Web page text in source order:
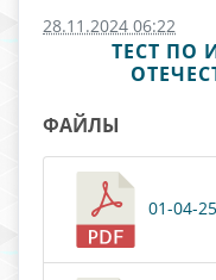
28.11.2024 06:22
ТЕСТ ПО
ФАЙЛЫ
01-04-